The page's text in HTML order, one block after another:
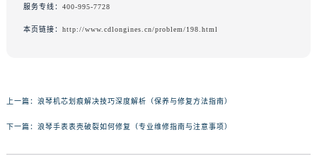
服务专线： 400-995-7728
本页链接： http://www.cdlongines.cn/problem/198.html
上一篇： 浪琴机芯划痕解决技巧深度解析（保养与修复方法指南）
下一篇： 浪琴手表表壳破裂如何修复（专业维修指南与注意事项）